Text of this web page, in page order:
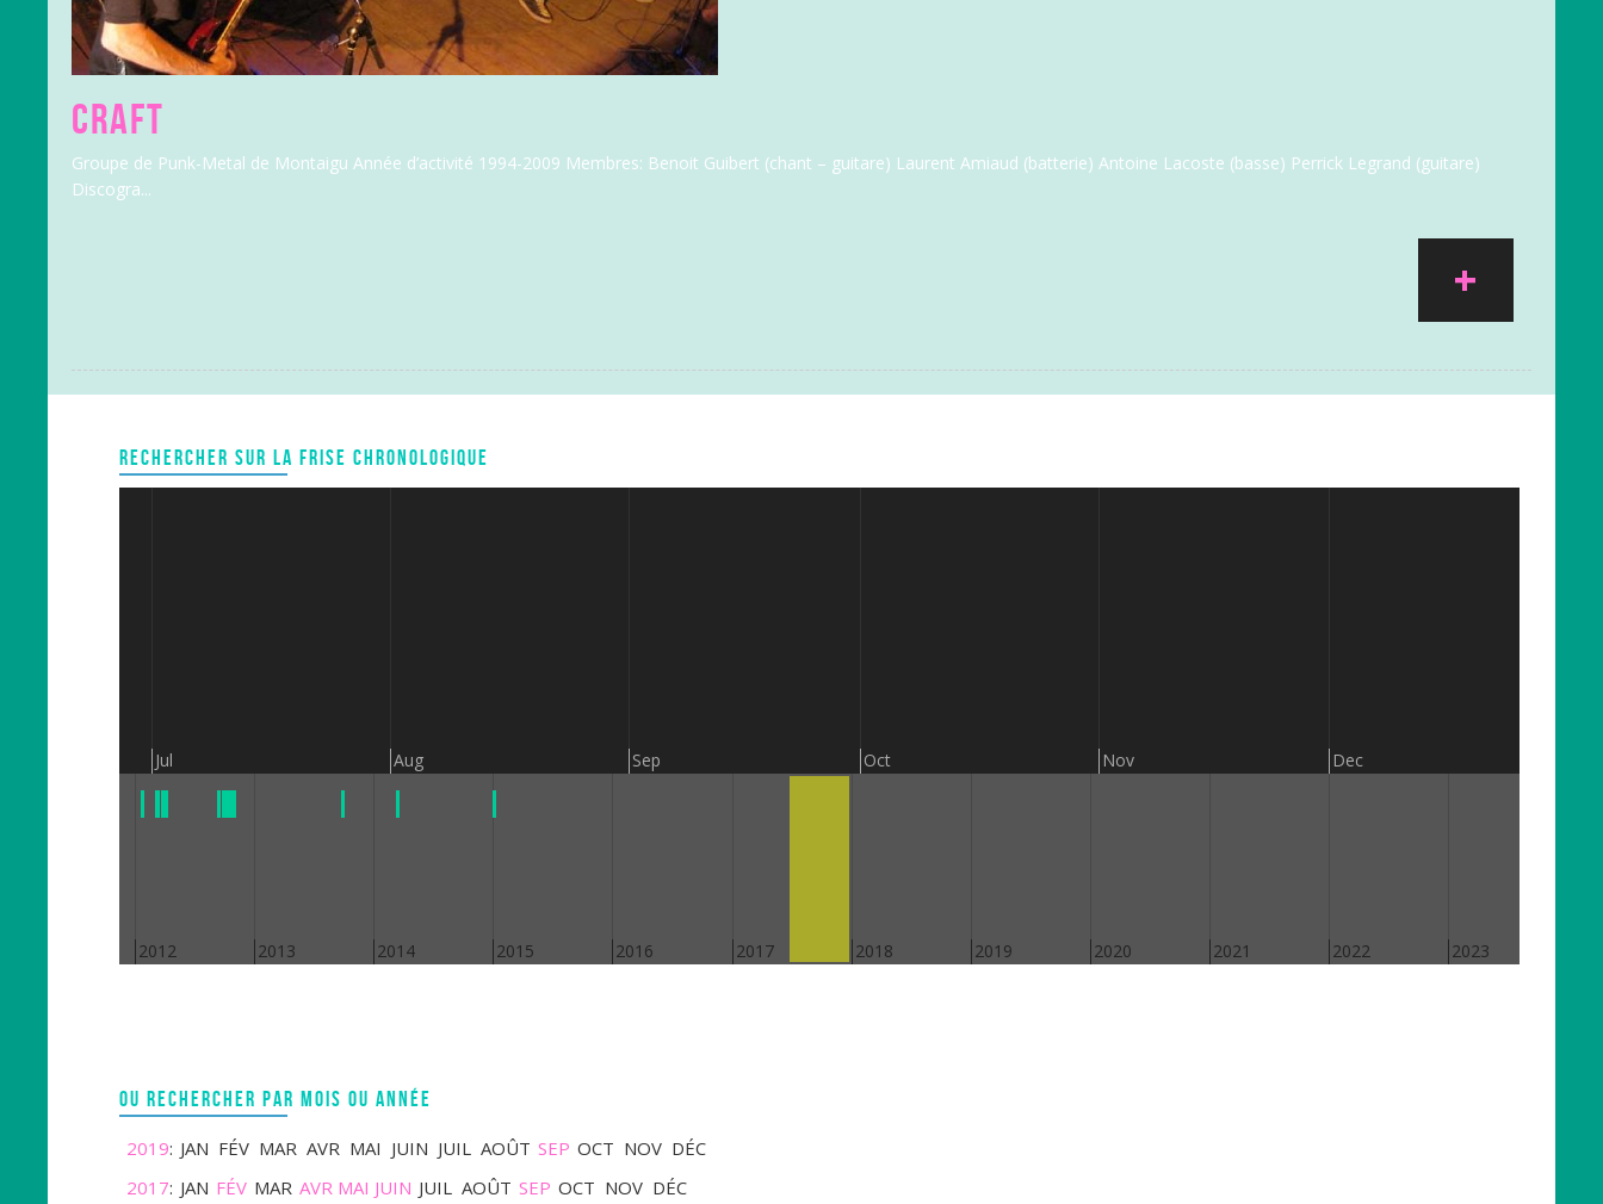
CRAFT
Groupe de Punk-Metal de Montaigu Année d’activité 1994-2009 Membres: Benoit Guibert (chant – guitare) Laurent Amiaud (batterie) Antoine Lacoste (basse) Perrick Legrand (guitare)
Discogra...
+
RECHERCHER SUR LA FRISE CHRONOLOGIQUE
Jul Aug Sep Oct Nov Dec
2012 2013 2014 2015 2016 2017 2018 2019 2020 2021 2022 2023
OU RECHERCHER PAR MOIS OU ANNÉE
2019: JAN FÉV MAR AVR MAI JUIN JUIL AOÛT SEP OCT NOV DÉC
2017: JAN FÉV MAR AVR MAI JUIN JUIL AOÛT SEP OCT NOV DÉC